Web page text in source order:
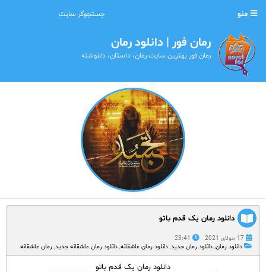
منو
رمان فور | دانلود رمان
رمان فور بهترین سایت رمان، داستان، دلنوشته
دانلود رمان یک قدم باتو
17 جولای 2021
23:41
دانلود رمان, دانلود رمان جدید, دانلود رمان عاشقانه, دانلود رمان عاشقانه جدید, رمان عاشقانه
دانلود رمان یک قدم باتو